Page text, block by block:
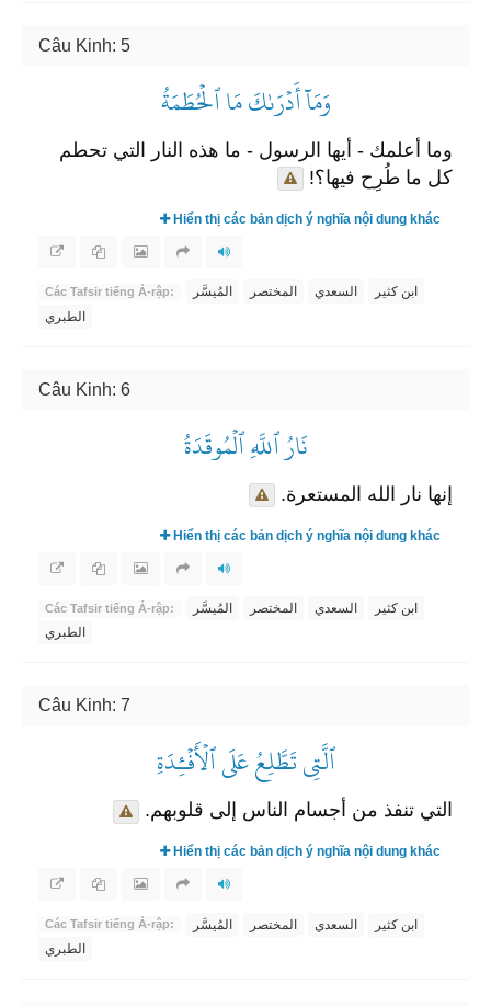
Câu Kinh: 5
وَمَآ أَدۡرَىٰكَ مَا ٱلۡحُطَمَةُ
وما أعلمك - أيها الرسول - ما هذه النار التي تحطم
كل ما طُرِح فيها؟!
Hiển thị các bản dịch ý nghĩa nội dung khác
Các Tafsir tiếng Ả-rập: المُيسَّر المختصر السعدي
ابن كثير
الطبري
Câu Kinh: 6
نَارُ ٱللَّهِ ٱلۡمُوقَدَةُ
إنها نار الله المستعرة.
Hiển thị các bản dịch ý nghĩa nội dung khác
Các Tafsir tiếng Ả-rập: المُيسَّر المختصر السعدي
ابن كثير
الطبري
Câu Kinh: 7
ٱلَّتِي تَطَّلِعُ عَلَى ٱلۡأَفۡـِٔدَةِ
التي تنفذ من أجسام الناس إلى قلوبهم.
Hiển thị các bản dịch ý nghĩa nội dung khác
Các Tafsir tiếng Ả-rập: المُيسَّر المختصر السعدي
ابن كثير
الطبري